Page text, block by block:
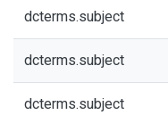
dcterms.subject
dcterms.subject
dcterms.subject